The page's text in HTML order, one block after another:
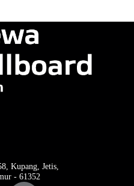
Kupang, Jetis,
- 61352